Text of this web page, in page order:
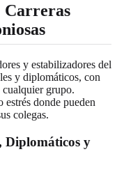
Carreras
y estabilizadores del
y diplomáticos, con
cualquier grupo.
estrés donde pueden
colegas.
Diplomáticos y